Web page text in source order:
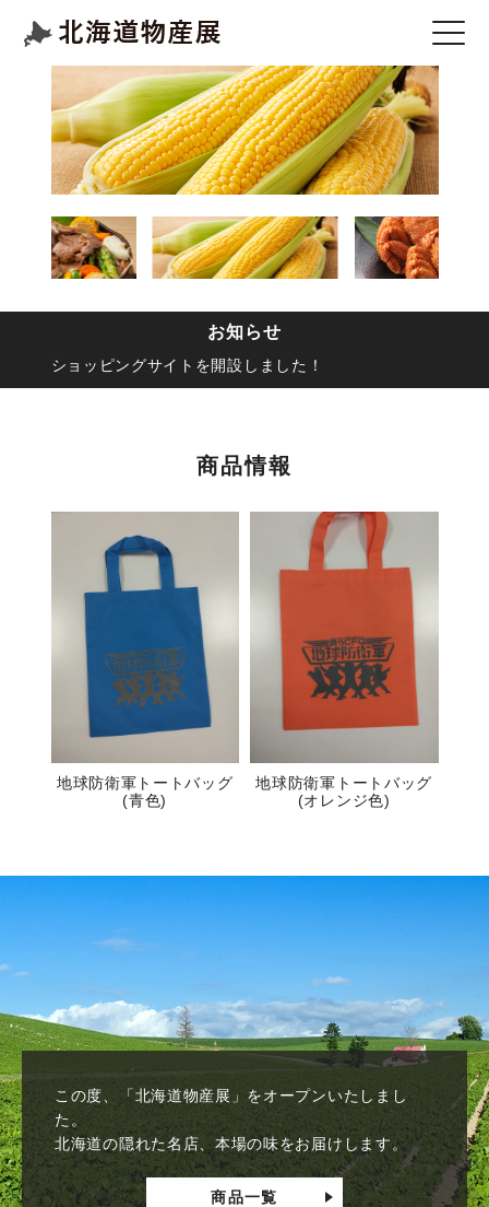
お知らせ
ショッピングサイトを開設しました！
商品情報
地球防衛軍トートバッグ
(青色)
地球防衛軍トートバッグ
(オレンジ色)
この度、「北海道物産展」をオープンいたしまし
た。
北海道の隠れた名店、本場の味をお届けします。
商品一覧